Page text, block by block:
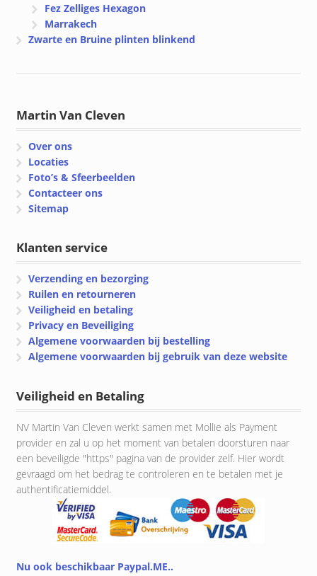
Fez Zelliges Hexagon
Marrakech
Zwarte en Bruine plinten blinkend
Martin Van Cleven
Over ons
Locaties
Foto’s & Sfeerbeelden
Contacteer ons
Sitemap
Klanten service
Verzending en bezorging
Ruilen en retourneren
Veiligheid en betaling
Privacy en Beveiliging
Algemene voorwaarden bij bestelling
Algemene voorwaarden bij gebruik van deze website
Veiligheid en Betaling
NV Martin Van Cleven werkt samen met Mollie als Payment
provider en zal u op het moment van betalen doorsturen naar
een beveiligde "https" pagina van de provider zelf. Hier wordt
gevraagd om het bedrag te controleren en te betalen met je
authentificatiemiddel.
Nu ook beschikbaar Paypal.ME..